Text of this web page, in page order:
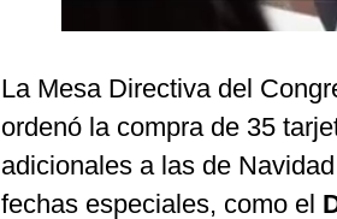
La Mesa Directiva del
ordenó la compra de 35
adicionales a las de
fechas especiales, como el